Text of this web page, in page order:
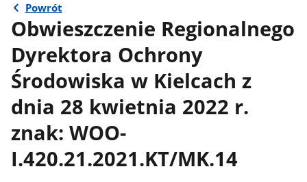
Powrót
Obwieszczenie Regionalnego
Dyrektora Ochrony
Środowiska w Kielcach z
dnia 28 kwietnia 2022 r.
znak: WOO-
I.420.21.2021.KT/MK.14